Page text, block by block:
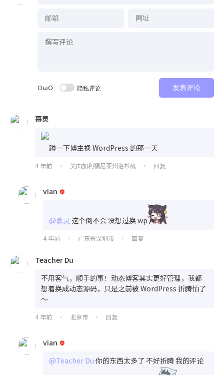
OωO 隐私评论 发表评论
慕灵
蹲一下博主换 WordPress 的那一天
4 年前 • 美国加利福尼亚州洛杉矶 • 回复
vian
@慕灵 这个倒不会 没想过换 wp
4 年前 • 广东省深圳市 • 回复
Teacher Du
不用客气，顺手的事！动态博客其实更好管理，我都
想着换成动态源码，只是之前被 WordPress 折腾怕了
～
4 年前 • 北京市 • 回复
vian
@Teacher Du 你的东西太多了 不好折腾 我的评论